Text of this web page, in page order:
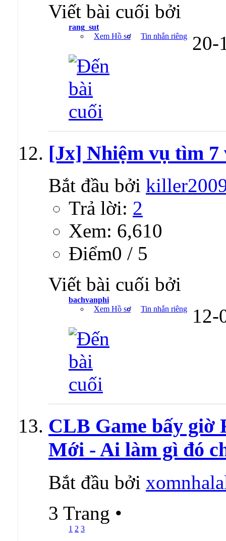
Viết bài cuối bởi
rang_sut
Xem Hồ sơ
Tin nhắn riêng 20-
[Jx] Nhiệm vụ tìm 7
Bắt đầu bởi
Trả lời: 2
Xem: 6,610
Ðiểm0 / 5
Viết bài cuối bởi
bachvanphi
Xem Hồ sơ
Tin nhắn riêng
CLB Game bấy giờ
Mới - Ai làm gì đó
Bắt đầu bởi
3 Trang •
1 2 3